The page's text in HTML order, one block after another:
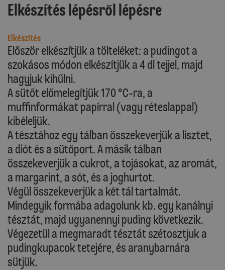
Elkészítés lépésről lépésre
Elkészítés
Először elkészítjük a tölteléket: a pudingot a
szokásos módon elkészítjük a 4 dl tejjel, majd
hagyjuk kihűlni.
A sütőt előmelegítjük 170 °C-ra, a
muffinformákat papírral (vagy réteslappal)
kibéleljük.
A tésztához egy tálban összekeverjük a lisztet,
a diót és a sütőport. A másik tálban
összekeverjük a cukrot, a tojásokat, az aromát,
a margarint, a sót, és a joghurtot.
Végül összekeverjük a két tál tartalmát.
Mindegyik formába adagolunk kb. egy kanálnyi
tésztát, majd ugyanennyi puding következik.
Végezetül a megmaradt tésztát szétosztjuk a
pudingkupacok tetejére, és aranybarnára
sütjük.